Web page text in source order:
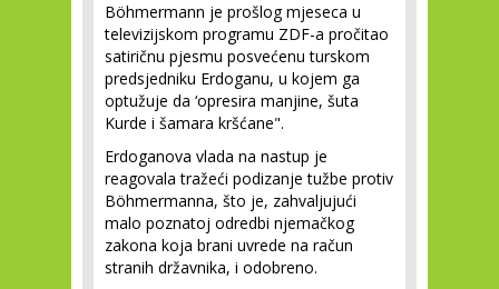
Böhmermann je prošlog mjeseca u
televizijskom programu ZDF-a pročitao
satiričnu pjesmu posvećenu turskom
predsjedniku Erdoganu, u kojem ga
optužuje da ‘opresira manjine, šuta
Kurde i šamara kršćane".
Erdoganova vlada na nastup je
reagovala tražeći podizanje tužbe protiv
Böhmermanna, što je, zahvaljujući
malo poznatoj odredbi njemačkog
zakona koja brani uvrede na račun
stranih državnika, i odobreno.